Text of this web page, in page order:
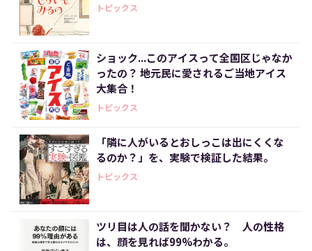
トピックス
ショック...このアイスって全国区じゃなか
ったの？ 地元民に愛されるご当地アイス
大集合！
トピックス
「隣に人がいるとおしっこは出にくくな
るのか？」を、実験で検証した結果。
トピックス
ツリ目は人の話を聞かない？ 人の性格
は、顔を見れば99%わかる。